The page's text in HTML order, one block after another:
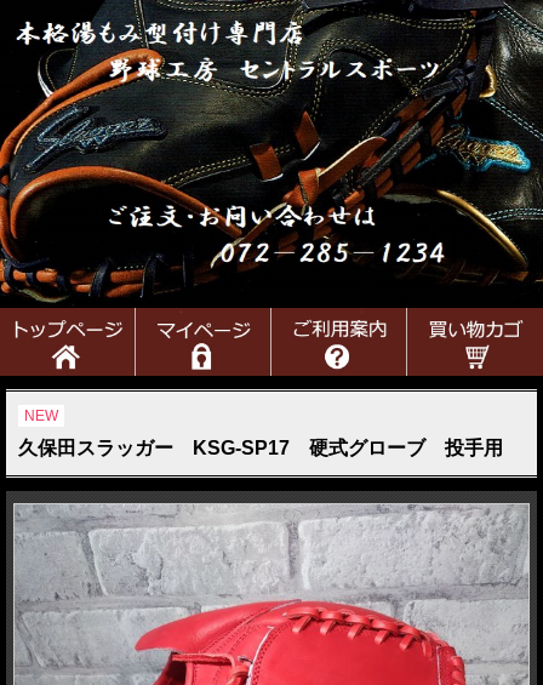
NEW
久保田スラッガー KSG-SP17 硬式グローブ 投手用